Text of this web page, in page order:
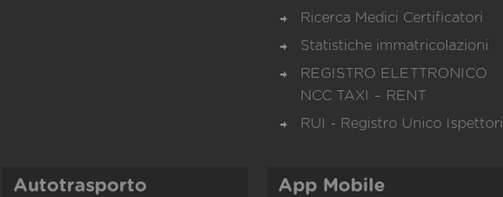
Ricerca Medici Certificatori
Statistiche immatricolazioni
REGISTRO ELETTRONICO
NCC TAXI – RENT
RUI - Registro Unico Ispettori
Autotrasporto App Mobile